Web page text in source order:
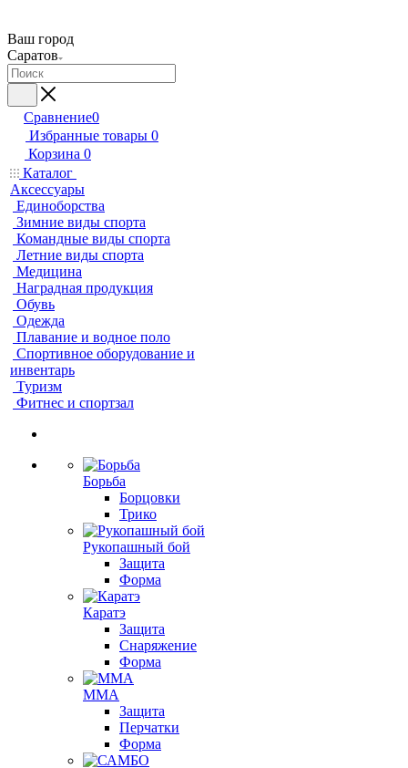
Ваш город
Саратов
Сравнение0
Избранные товары 0
Корзина 0
Каталог
Аксессуары
Единоборства
Зимние виды спорта
Командные виды спорта
Летние виды спорта
Медицина
Наградная продукция
Обувь
Одежда
Плавание и водное поло
Спортивное оборудование и
инвентарь
Туризм
Фитнес и спортзал
Борьба
Борцовки
Трико
Рукопашный бой
Защита
Форма
Каратэ
Защита
Снаряжение
Форма
ММА
Защита
Перчатки
Форма